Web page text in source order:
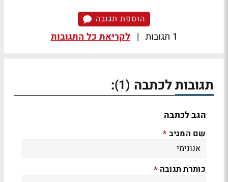
הוספת תגובה
1 תגובות | לקריאת כל התגובות
תגובות לכתבה (1)
:
הגב לכתבה
שם המגיב *
כותרת תגובה *